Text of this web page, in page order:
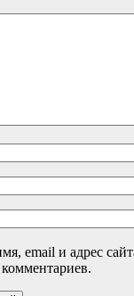
email и адрес